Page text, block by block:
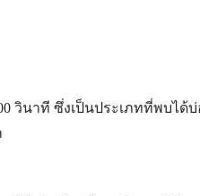
วินาที ซึ่งเป็นประเภทที่พบ